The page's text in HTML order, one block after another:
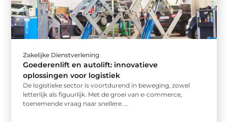
Zakelijke Dienstverlening
Goederenlift en autolift: innovatieve
oplossingen voor logistiek
De logistieke sector is voortdurend in beweging, zowel
letterlijk als figuurlijk. Met de groei van e-commerce,
toenemende vraag naar snellere ...